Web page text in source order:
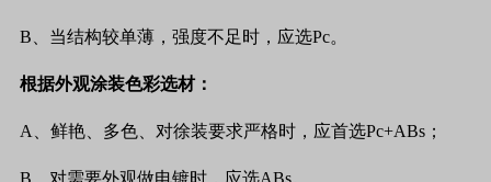
B、当结构较单薄，强度不足时，应选Pc。
根据外观涂装色彩选材：
A、鲜艳、多色、对徐装要求严格时，应首选Pc+ABs ；
B、对需要外观做电镀时，应选ABs。